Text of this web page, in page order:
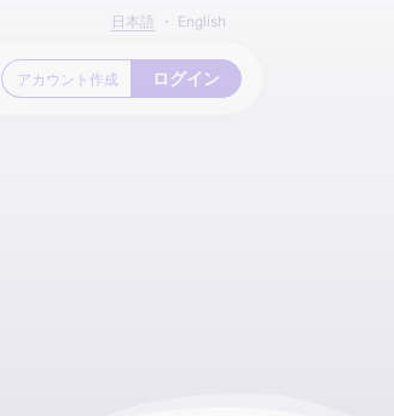
日本語 English
アカウント作成 ログイン